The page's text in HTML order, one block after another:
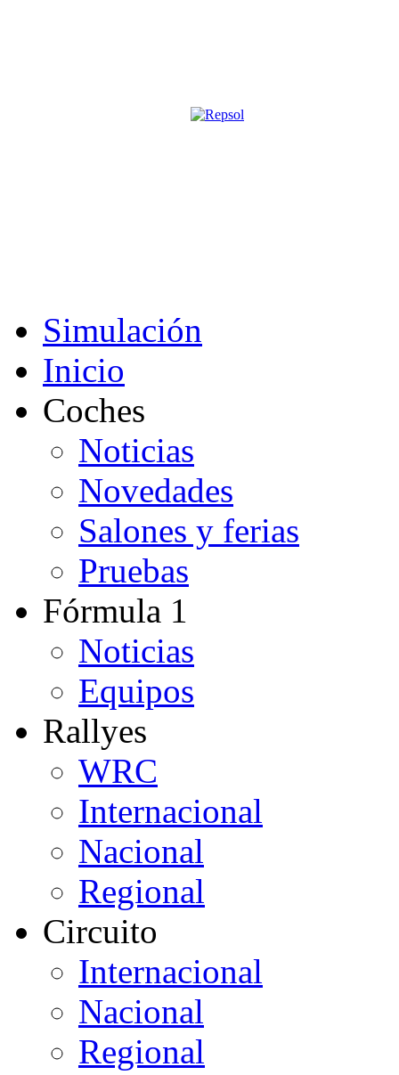
Simulación
Inicio
Coches
Noticias
Novedades
Salones y ferias
Pruebas
Fórmula 1
Noticias
Equipos
Rallyes
WRC
Internacional
Nacional
Regional
Circuito
Internacional
Nacional
Regional